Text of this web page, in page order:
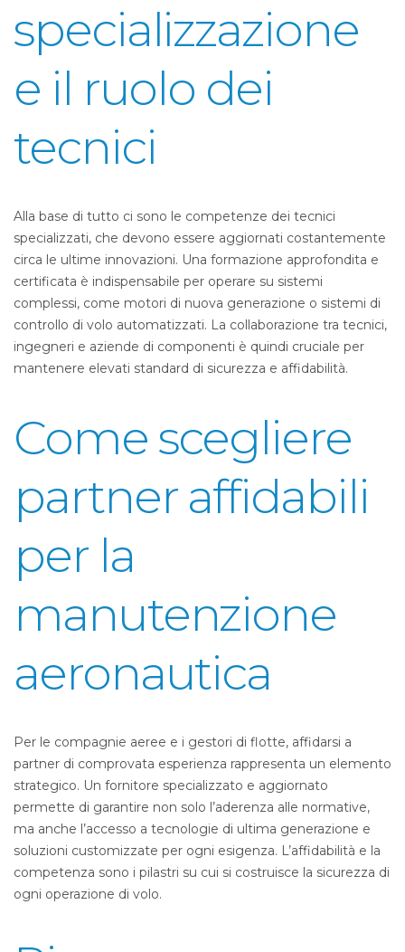
specializzazione
e il ruolo dei
tecnici
Alla base di tutto ci sono le competenze dei tecnici
specializzati, che devono essere aggiornati costantemente
circa le ultime innovazioni. Una formazione approfondita e
certificata è indispensabile per operare su sistemi
complessi, come motori di nuova generazione o sistemi di
controllo di volo automatizzati. La collaborazione tra tecnici,
ingegneri e aziende di componenti è quindi cruciale per
mantenere elevati standard di sicurezza e affidabilità.
Come scegliere
partner affidabili
per la
manutenzione
aeronautica
Per le compagnie aeree e i gestori di flotte, affidarsi a
partner di comprovata esperienza rappresenta un elemento
strategico. Un fornitore specializzato e aggiornato
permette di garantire non solo l’aderenza alle normative,
ma anche l’accesso a tecnologie di ultima generazione e
soluzioni customizzate per ogni esigenza. L’affidabilità e la
competenza sono i pilastri su cui si costruisce la sicurezza di
ogni operazione di volo.